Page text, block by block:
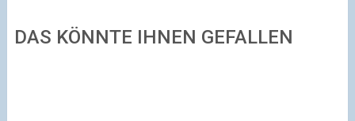
DAS KÖNNTE IHNEN GEFALLEN